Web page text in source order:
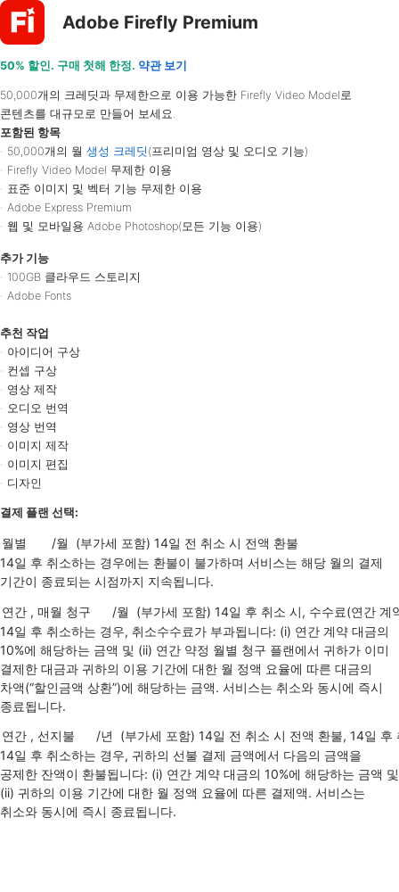
Adobe Firefly Premium
50% 할인. 구매 첫해 한정. 약관 보기
50,000개의 크레딧과 무제한으로 이용 가능한 Firefly Video Model로
콘텐츠를 대규모로 만들어 보세요.
포함된 항목
50,000개의 월 생성 크레딧 (프리미엄 영상 및 오디오 기능)
Firefly Video Model 무제한 이용
표준 이미지 및 벡터 기능 무제한 이용
Adobe Express Premium
웹 및 모바일용 Adobe Photoshop(모든 기능 이용)
추가 기능
100GB 클라우드 스토리지
Adobe Fonts
추천 작업
아이디어 구상
컨셉 구상
영상 제작
오디오 번역
영상 번역
이미지 제작
이미지 편집
디자인
결제 플랜 선택:
14일 후 취소하는 경우에는 환불이 불가하며 서비스는 해당 월의 결제
기간이 종료되는 시점까지 지속됩니다.
14일 후 취소하는 경우, 취소수수료가 부과됩니다: (i) 연간 계약 대금의
10%에 해당하는 금액 및 (ii) 연간 약정 월별 청구 플랜에서 귀하가 이미
결제한 대금과 귀하의 이용 기간에 대한 월 정액 요율에 따른 대금의
차액(“할인금액 상환”)에 해당하는 금액. 서비스는 취소와 동시에 즉시
종료됩니다.
14일 후 취소하는 경우, 귀하의 선불 결제 금액에서 다음의 금액을
공제한 잔액이 환불됩니다: (i) 연간 계약 대금의 10%에 해당하는 금액 및
(ii) 귀하의 이용 기간에 대한 월 정액 요율에 따른 결제액. 서비스는
취소와 동시에 즉시 종료됩니다.